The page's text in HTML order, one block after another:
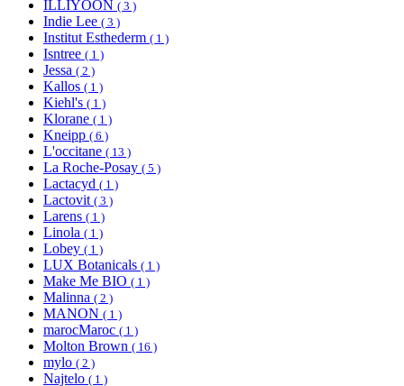
ILLIYOON ( 3 )
Indie Lee ( 3 )
Institut Esthederm ( 1 )
Isntree ( 1 )
Jessa ( 2 )
Kallos ( 1 )
Kiehl's ( 1 )
Klorane ( 1 )
Kneipp ( 6 )
L'occitane ( 13 )
La Roche-Posay ( 5 )
Lactacyd ( 1 )
Lactovit ( 3 )
Larens ( 1 )
Linola ( 1 )
Lobey ( 1 )
LUX Botanicals ( 1 )
Make Me BIO ( 1 )
Malinna ( 2 )
MANON ( 1 )
marocMaroc ( 1 )
Molton Brown ( 16 )
mylo ( 2 )
Najtelo ( 1 )